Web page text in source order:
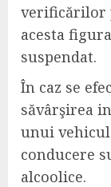
verificărilor
acesta
suspendat.
În caz se
săvârşirea
unui vehicul
conducere
alcoolice.